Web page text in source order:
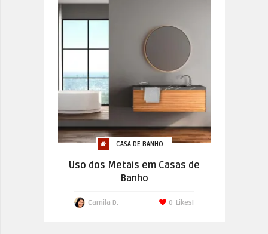
CASA DE BANHO
Uso dos Metais em Casas de
Banho
Camila D. Likes!
0